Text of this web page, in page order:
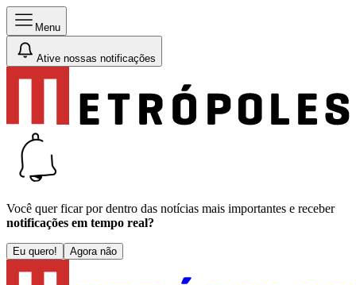
Menu
Ative nossas notificações
Você quer ficar por dentro das notícias mais importantes e receber
notificações em tempo real?
Eu quero! Agora não